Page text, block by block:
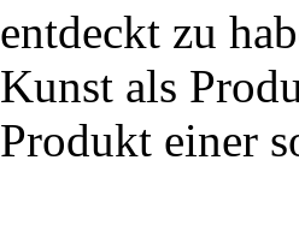
entdeckt zu
Kunst als
Produkt einer